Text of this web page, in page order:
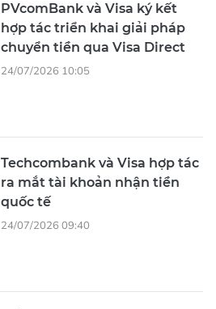
PVcomBank và Visa ký kết
hợp tác triển khai giải pháp
chuyển tiền qua Visa Direct
24/07/2026 10:05
Techcombank và Visa hợp tác
ra mắt tài khoản nhận tiền
quốc tế
24/07/2026 09:40